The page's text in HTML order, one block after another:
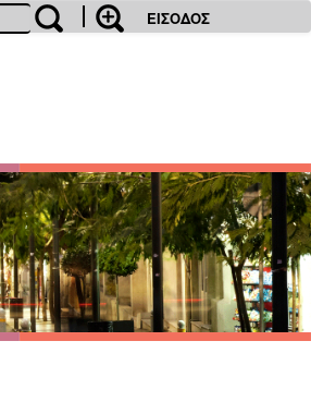
ΕΙΣΟΔΟΣ